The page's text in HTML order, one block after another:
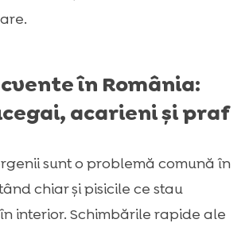
în România:
acarieni și praf
sunt o problemă comună în
chiar și pisicile ce stau
interior. Schimbările rapide ale